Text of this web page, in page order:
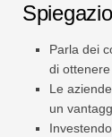
Parla dei
di
Le
un